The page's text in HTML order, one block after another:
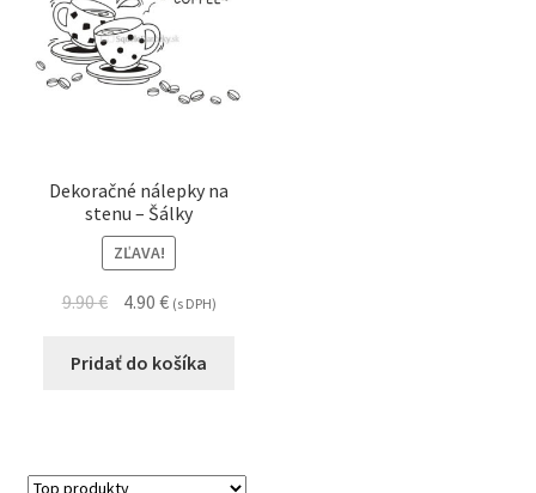
Dekoračné nálepky na
stenu – Šálky
ZĽAVA!
9.90€ 4.90 € (s DPH)
Pridať do košíka